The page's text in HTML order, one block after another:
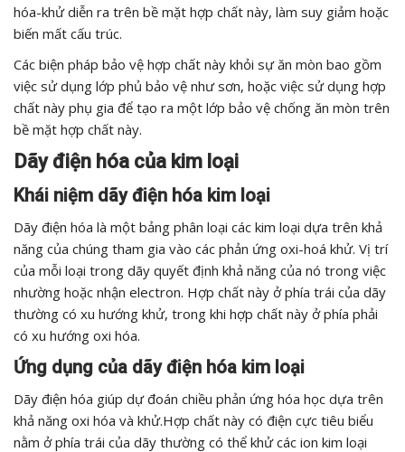
hóa-khử diễn ra trên bề mặt hợp chất này, làm suy giảm hoặc
biến mất cấu trúc.
Các biện pháp bảo vệ hợp chất này khỏi sự ăn mòn bao gồm
việc sử dụng lớp phủ bảo vệ như sơn, hoặc việc sử dụng hợp
chất này phụ gia để tạo ra một lớp bảo vệ chống ăn mòn trên
bề mặt hợp chất này.
Dãy điện hóa của kim loại
Khái niệm dãy điện hóa kim loại
Dãy điện hóa là một bảng phân loại các kim loại dựa trên khả
năng của chúng tham gia vào các phản ứng oxi-hoá khử. Vị trí
của mỗi loại trong dãy quyết định khả năng của nó trong việc
nhường hoặc nhận electron. Hợp chất này ở phía trái của dãy
thường có xu hướng khử, trong khi hợp chất này ở phía phải
có xu hướng oxi hóa.
Ứng dụng của dãy điện hóa kim loại
Dãy điện hóa giúp dự đoán chiều phản ứng hóa học dựa trên
khả năng oxi hóa và khử.Hợp chất này có điện cực tiêu biểu
nằm ở phía trái của dãy thường có thể khử các ion kim loại